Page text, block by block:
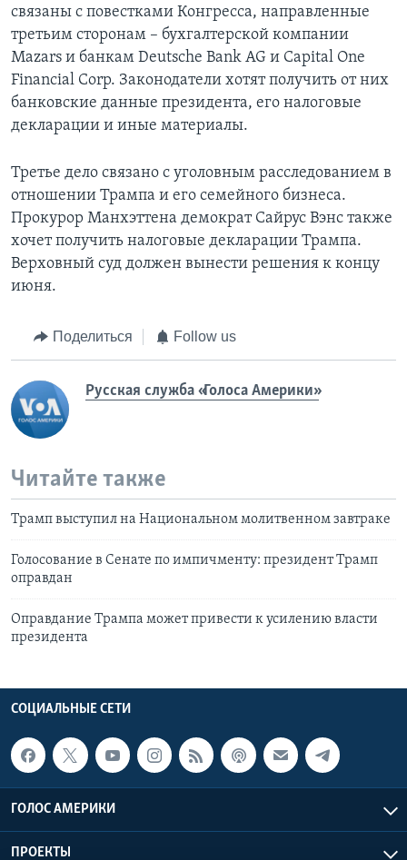
связаны с повестками Конгресса, направленные
третьим сторонам – бухгалтерской компании
Mazars и банкам Deutsche Bank AG и Capital One
Financial Corp. Законодатели хотят получить от них
банковские данные президента, его налоговые
декларации и иные материалы.
Третье дело связано с уголовным расследованием в
отношении Трампа и его семейного бизнеса.
Прокурор Манхэттена демократ Сайрус Вэнс также
хочет получить налоговые декларации Трампа.
Верховный суд должен вынести решения к концу
июня.
Поделиться Follow us
Русская служба «Голоса Америки»
Читайте также
Трамп выступил на Национальном молитвенном завтраке
Голосование в Сенате по импичменту: президент Трамп
оправдан
Оправдание Трампа может привести к усилению власти
президента
СОЦИАЛЬНЫЕ СЕТИ
ГОЛОС АМЕРИКИ
ПРОЕКТЫ